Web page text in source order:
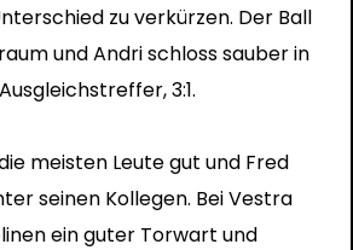
zu verkürzen. Der Ball
und Andri schloss sauber in
3:1.
meisten Leute gut und Fred
seinen Kollegen. Bei Vestra
ein guter Torwart und